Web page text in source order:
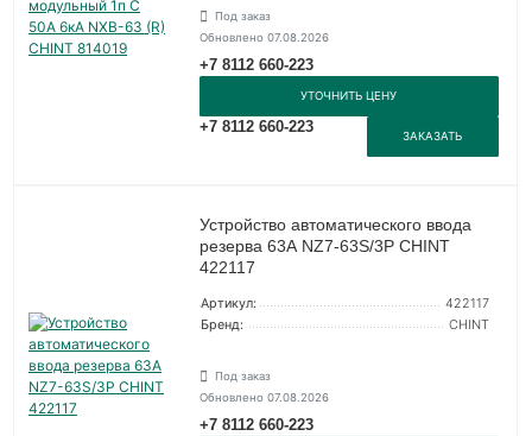
Под заказ
Обновлено 07.08.2026
+7 8112 660-223
УТОЧНИТЬ ЦЕНУ
+7 8112 660-223
ЗАКАЗАТЬ
Устройство автоматического ввода
резерва 63А NZ7-63S/3P CHINT
422117
Артикул:
422117
Бренд:
CHINT
Под заказ
Обновлено 07.08.2026
+7 8112 660-223